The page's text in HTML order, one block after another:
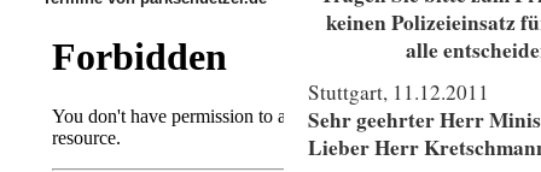
keinen Polizeieinsatz
alle
Stuttgart, 11.12.2011
Sehr geehrter Herr
Lieber Herr